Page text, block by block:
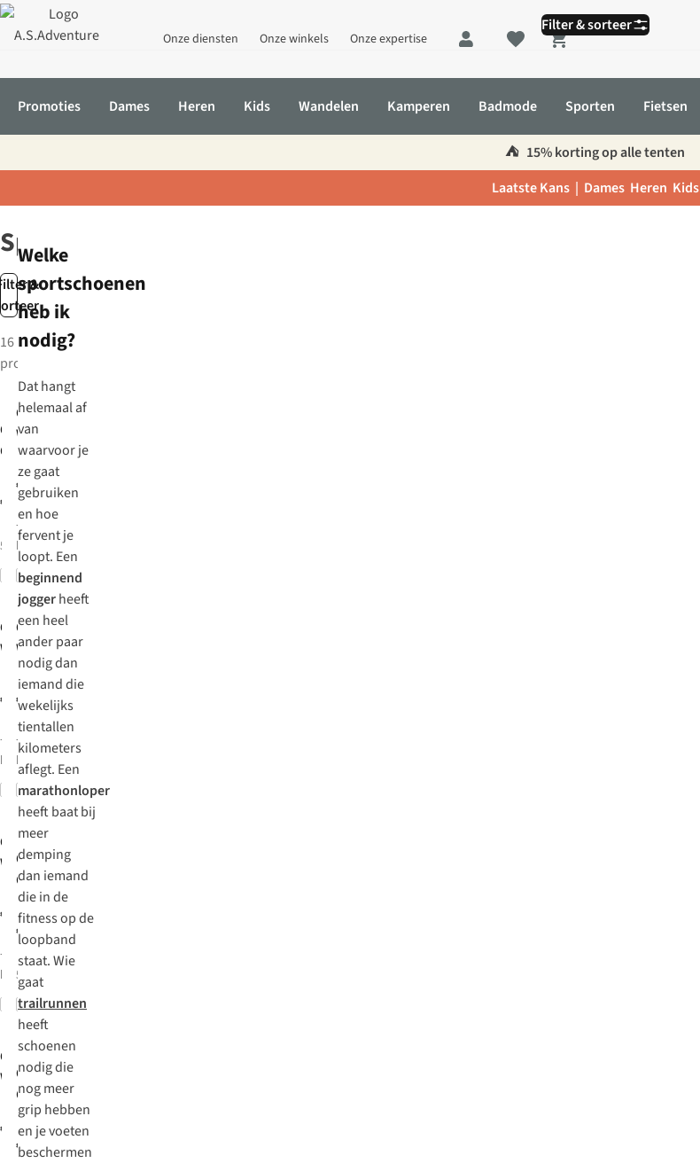
Onze diensten Onze winkels Onze expertise
Shopping cart
Promoties Dames Heren Kids Wandelen Kamperen Badmode Sporten Fietsen
⛺️ 15% korting op alle tenten
Laatste Kans | Dames Heren Kids
&
Filter & sorteer
Sportschoenen
16
producten
New
OnSportschoenen
Cloudrunner 3
€160,00
5
kleuren beschikbaar
Vergelijk
OnSportschoenen
Womens
Cloudrunner 3
€160,00
7kleuren
beschikbaar
Vergelijk
New
OnSportschoenen
Womens
Cloudrunner 3
€160,00
7
kleuren
beschikbaar
Vergelijk
New
OnSportschoenen
Womens
Cloudrunner 3
€160,00
7 kleuren
beschikbaar
Vergelijk
New
On
Sportschoenen
Womens
Cloudrunner 3
€160,00
7
kleuren
beschikbaar
Vergelijk
New
OnSportschoenen
Cloudrunner 3
€160,00
5 kleuren beschikbaar
Vergelijk
New
On
Sportschoenen
Womens
Cloudrunner 3
€160,00
OnSportschoenen
Cloudrunner 3
€160,00
Welke
sportschoenen
heb ik
nodig?
Dat hangt
helemaal af
van
waarvoor je
ze gaat
gebruiken
en hoe
fervent je
loopt. Een
beginnend
joggerheeft
een heel
ander paar
nodig dan
iemand die
wekelijks
tientallen
kilometers
aflegt. Een
marathonloper
heeft baat bij
meer
demping
dan iemand
die in de
fitness op de
loopband
staat. Wie
gaat
trailrunnen
heeft
schoenen
nodig die
nog meer
grip hebben
en je voeten
beschermen